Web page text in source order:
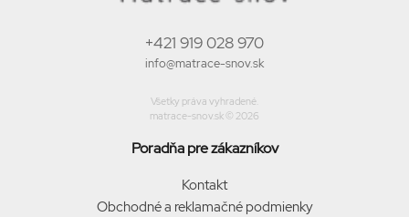
+421 919 028 970
info@matrace-snov.sk
Všetky práva vyhradené.
matrace-snov.sk © 2026
Poradňa pre zákazníkov
Kontakt
Obchodné a reklamačné podmienky